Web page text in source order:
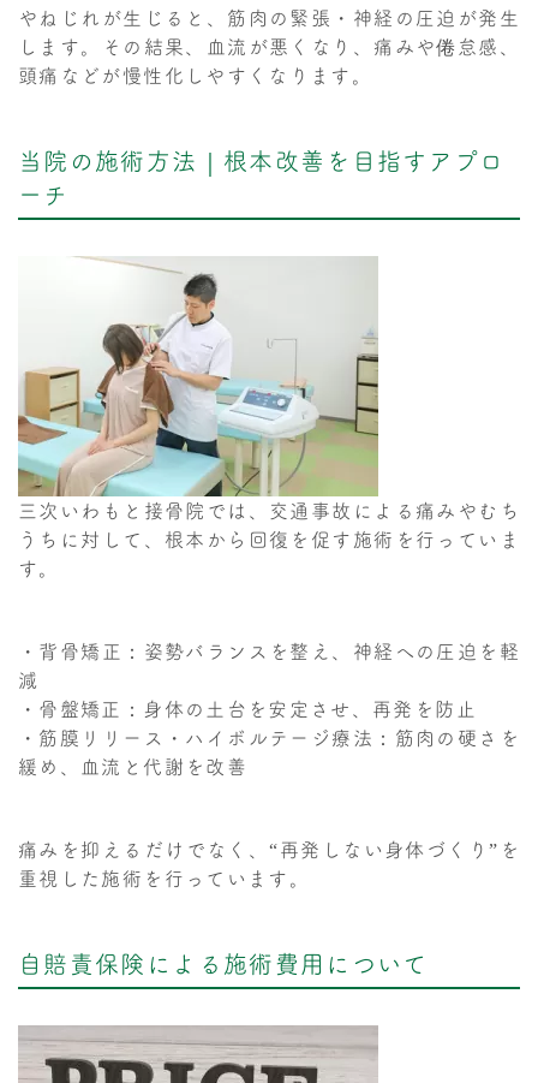
やねじれが生じると、筋肉の緊張・神経の圧迫が発生
します。その結果、血流が悪くなり、痛みや倦怠感、
頭痛などが慢性化しやすくなります。
当院の施術方法｜根本改善を目指すアプロ
ーチ
三次いわもと接骨院では、交通事故による痛みやむち
うちに対して、根本から回復を促す施術を行っていま
す。
・背骨矯正：姿勢バランスを整え、神経への圧迫を軽
減
・骨盤矯正：身体の土台を安定させ、再発を防止
・筋膜リリース・ハイボルテージ療法：筋肉の硬さを
緩め、血流と代謝を改善
痛みを抑えるだけでなく、“再発しない身体づくり”を
重視した施術を行っています。
自賠責保険による施術費用について